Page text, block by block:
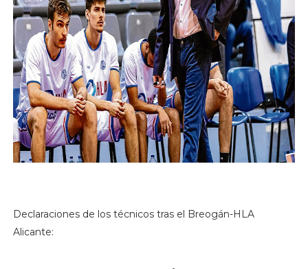
Declaraciones de los técnicos tras el Breogán-HLA
Alicante: